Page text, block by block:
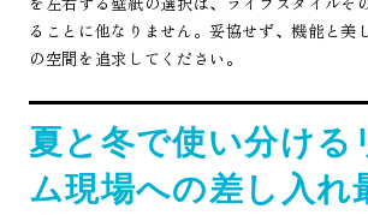
ることに他なりません。妥協せず、機能と美
の空間を追求してください。
夏と冬で使い分ける
ム現場への差し入れ